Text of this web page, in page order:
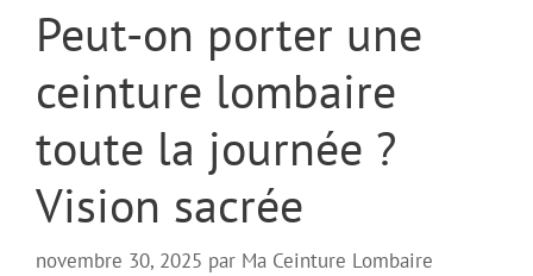
Peut-on porter une
ceinture lombaire
toute la journée ?
Vision sacrée
novembre 30, 2025 par Ma Ceinture Lombaire